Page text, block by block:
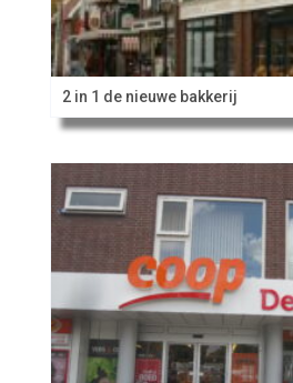
2 in 1 de nieuwe bakkerij